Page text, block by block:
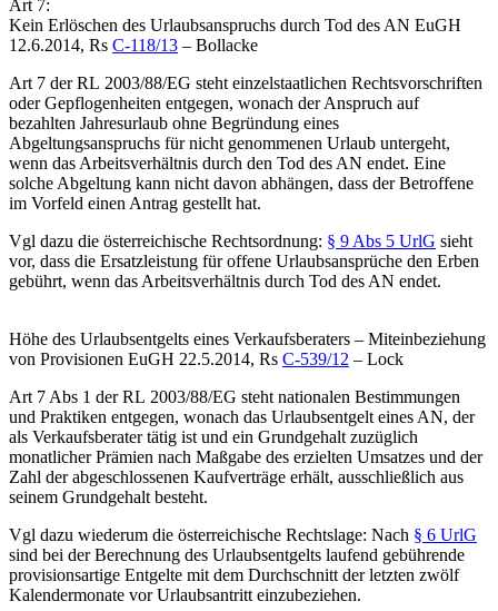
Art 7:
Kein Erlöschen des Urlaubsanspruchs durch Tod des AN EuGH
12.6.2014, Rs C-118/13 – Bollacke
Art 7 der RL 2003/88/EG steht einzelstaatlichen Rechtsvorschriften
oder Gepflogenheiten entgegen, wonach der Anspruch auf
bezahlten Jahresurlaub ohne Begründung eines
Abgeltungsanspruchs für nicht genommenen Urlaub untergeht,
wenn das Arbeitsverhältnis durch den Tod des AN endet. Eine
solche Abgeltung kann nicht davon abhängen, dass der Betroffene
im Vorfeld einen Antrag gestellt hat.
Vgl dazu die österreichische Rechtsordnung: § 9 Abs 5 UrlG sieht
vor, dass die Ersatzleistung für offene Urlaubsansprüche den Erben
gebührt, wenn das Arbeitsverhältnis durch Tod des AN endet.
Höhe des Urlaubsentgelts eines Verkaufsberaters – Miteinbeziehung
von Provisionen EuGH 22.5.2014, Rs C-539/12 – Lock
Art 7 Abs 1 der RL 2003/88/EG steht nationalen Bestimmungen
und Praktiken entgegen, wonach das Urlaubsentgelt eines AN, der
als Verkaufsberater tätig ist und ein Grundgehalt zuzüglich
monatlicher Prämien nach Maßgabe des erzielten Umsatzes und der
Zahl der abgeschlossenen Kaufverträge erhält, ausschließlich aus
seinem Grundgehalt besteht.
Vgl dazu wiederum die österreichische Rechtslage: Nach § 6 UrlG
sind bei der Berechnung des Urlaubsentgelts laufend gebührende
provisionsartige Entgelte mit dem Durchschnitt der letzten zwölf
Kalendermonate vor Urlaubsantritt einzubeziehen.